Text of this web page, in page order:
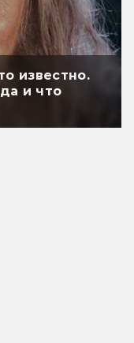
известно.
и что